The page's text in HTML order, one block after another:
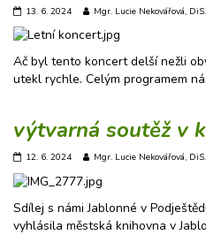
13. 6. 2024 Mgr. Lucie Nekovářová, DiS.
Ač byl tento koncert delší nežli
utekl rychle. Celým programem
výtvarná soutěž v
12. 6. 2024 Mgr. Lucie Nekovářová, DiS.
Sdílej s námi Jablonné v
vyhlásila městská knihovna v